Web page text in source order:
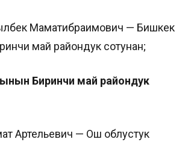
Маматибраимович — Бишкек
май райондук сотунан;
Биринчи май райондук
Артельевич — Ош облустук